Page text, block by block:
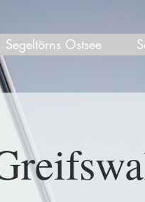
Segeltörns Ostsee